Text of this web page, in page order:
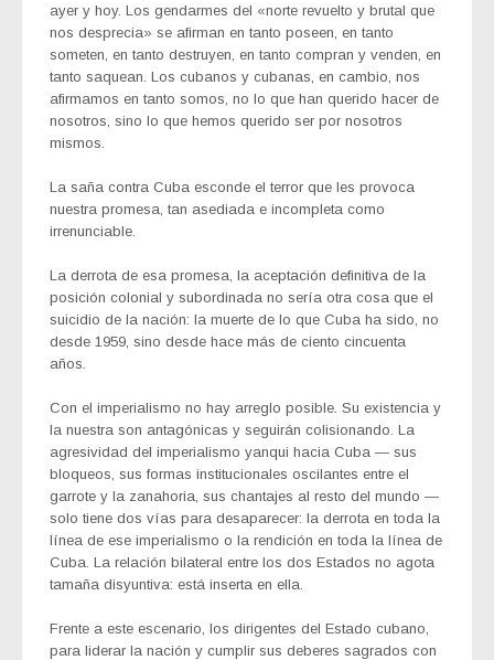
ayer y hoy. Los gendarmes del «norte revuelto y brutal que
nos desprecia» se afirman en tanto poseen, en tanto
someten, en tanto destruyen, en tanto compran y venden, en
tanto saquean. Los cubanos y cubanas, en cambio, nos
afirmamos en tanto somos, no lo que han querido hacer de
nosotros, sino lo que hemos querido ser por nosotros
mismos.
La saña contra Cuba esconde el terror que les provoca
nuestra promesa, tan asediada e incompleta como
irrenunciable.
La derrota de esa promesa, la aceptación definitiva de la
posición colonial y subordinada no sería otra cosa que el
suicidio de la nación: la muerte de lo que Cuba ha sido, no
desde 1959, sino desde hace más de ciento cincuenta
años.
Con el imperialismo no hay arreglo posible. Su existencia y
la nuestra son antagónicas y seguirán colisionando. La
agresividad del imperialismo yanqui hacia Cuba — sus
bloqueos, sus formas institucionales oscilantes entre el
garrote y la zanahoria, sus chantajes al resto del mundo —
solo tiene dos vías para desaparecer: la derrota en toda la
línea de ese imperialismo o la rendición en toda la línea de
Cuba. La relación bilateral entre los dos Estados no agota
tamaña disyuntiva: está inserta en ella.
Frente a este escenario, los dirigentes del Estado cubano,
para liderar la nación y cumplir sus deberes sagrados con